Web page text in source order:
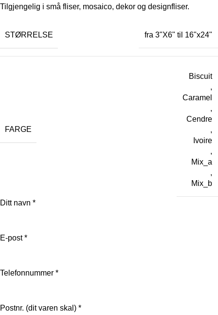
Tilgjengelig i små fliser, mosaico, dekor og designfliser.
STØRRELSE fra 3"X6" til 16"x24"
FARGE
Biscuit
,
Caramel
,
Cendre
,
Ivoire
,
Mix_a
,
Mix_b
Ditt navn *
E-post*
Telefonnummer *
Postnr. (dit varen skal) *